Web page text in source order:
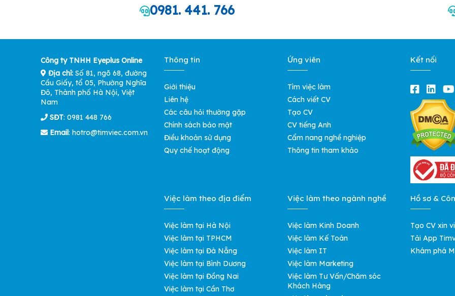
0981. 441. 766
Công ty TNHH Eyeplus Online
Địa chỉ: Số 81, ngõ 68, đường
Cầu Giấy, tổ 05, Phường Nghĩa
Đô, Thành phố Hà Nội, Việt
Nam
SĐT: 0981 448 766
Email: hotro@timviec.com.vn
Thông tin
Giới thiệu
Liên hệ
Các câu hỏi thường gặp
Chính sách bảo mật
Điều khoản sử dụng
Quy chế hoạt động
Ứng viên
Tìm việc làm
Cách viết CV
Tạo CV
CV tiếng Anh
Cẩm nang nghề nghiệp
Thông tin tham khảo
Kết nối
Việc làm theo địa điểm
Việc làm tại Hà Nội
Việc làm tại TPHCM
Việc làm tại Đà Nẵng
Việc làm tại Bình Dương
Việc làm tại Đồng Nai
Việc làm tại Cần Thơ
Việc làm theo ngành nghề
Việc làm Kinh Doanh
Việc làm Kế Toán
Việc làm IT
Việc làm Marketing
Việc làm Tư Vấn/Chăm sóc
Khách Hàng
Hồ sơ &
Tạo CV xin
Tải App
Khám phá